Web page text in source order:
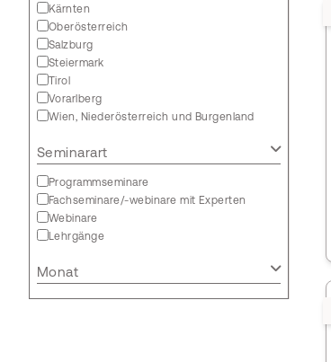
Kärnten
Oberösterreich
Salzburg
Steiermark
Tirol
Vorarlberg
Wien, Niederösterreich und Burgenland
Seminarart
Programmseminare
Fachseminare/-webinare mit Experten
Webinare
Lehrgänge
Monat